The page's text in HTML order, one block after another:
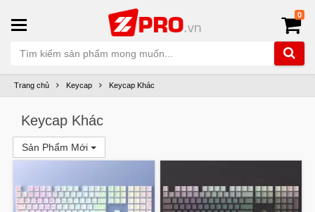
0
Trang chủ Keycap Keycap Khác
Keycap Khác
Sản Phẩm Mới